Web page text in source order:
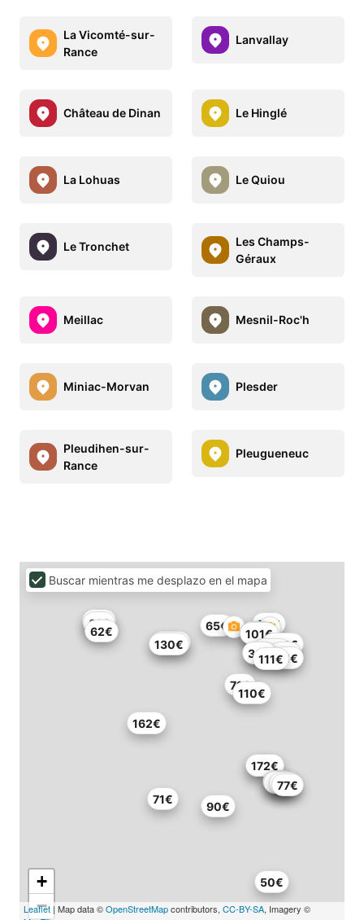
La Vicomté-sur-
Rance
Lanvallay
Château de Dinan Le Hinglé
La Lohuas Le Quiou
Le Tronchet
Les Champs-
Géraux
Meillac Mesnil-Roc'h
Miniac-Morvan Plesder
Pleudihen-sur-
Rance
Pleugueneuc
39€
35€
75€
71€
110€
111€
30€
101€
33€182€
280€
81€
65€
61€
55€
90€
61€
62€
64€
190€
130€
162€
77€
77€
114€
76€
50€
172€
67€
71€
+
−
Leaflet | Map data ©OpenStreetMapcontributors, CC-BY-SA, Imagery ©
Buscar mientras me desplazo en el mapa